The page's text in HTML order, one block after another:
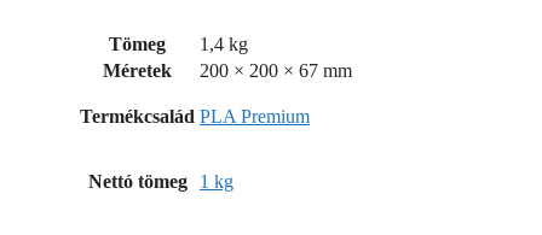
Tömeg
1,4 kg
Méretek
200 × 200 × 67 mm
Termékcsalád PLA Premium
Nettó tömeg 1 kg